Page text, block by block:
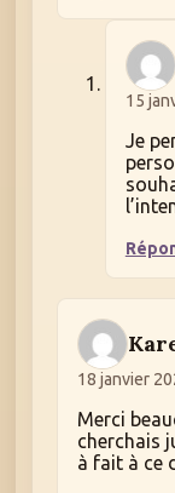
15
Je
18 janvier
Merci
cherchais
à fait à ce